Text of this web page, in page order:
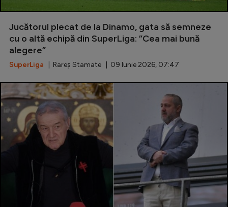
Jucătorul plecat de la Dinamo, gata să semneze
cu o altă echipă din SuperLiga: ”Cea mai bună
alegere”
SuperLiga | Rareș Stamate | 09 Iunie 2026, 07:47